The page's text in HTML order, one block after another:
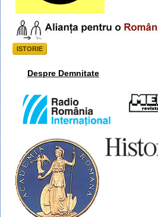
ISTORIE
Despre Demnitate